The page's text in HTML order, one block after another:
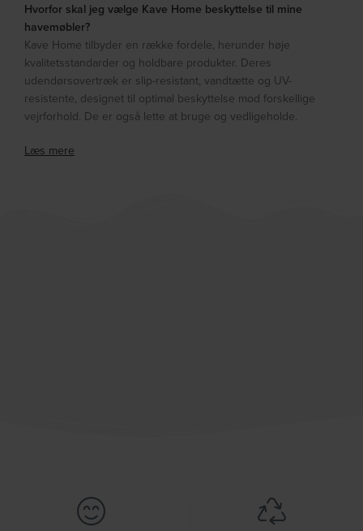
Hvorfor skal jeg vælge Kave Home beskyttelse til mine
havemøbler?
Kave Home tilbyder en række fordele, herunder høje
kvalitetsstandarder og holdbare produkter. Deres
udendørsovertræk er slip-resistant, vandtætte og UV-
resistente, designet til optimal beskyttelse mod forskellige
vejrforhold. De er også lette at bruge og vedligeholde.
Læs mere